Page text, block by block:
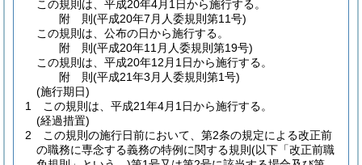
この規則は、平成20年4月1日から施行する。
附 則(平成20年7月 人委規則第11号)
この規則は、公布の日から施行する。
附 則(平成20年11月 人委規則第19号)
この規則は、平成20年12月1日から施行する。
附 則(平成21年3月 人委規則第1号)
(施行期日)
1
この規則は、平成21年4月1日から施行する。
(経過措置)
2
この規則の施行日前において、第2条の規定による改正前
の職務に専念する義務の特例に関する規則 (以下「改正前職